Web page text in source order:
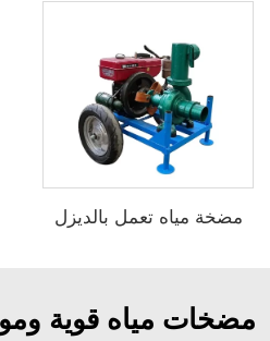
مضخة مياه تعمل بالديزل
مضخات مياه قوية